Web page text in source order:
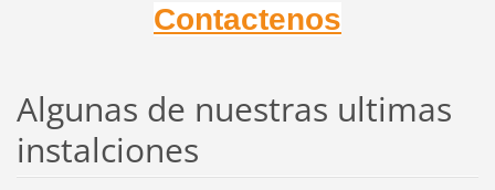
Contactenos
Algunas de nuestras ultimas
instalciones